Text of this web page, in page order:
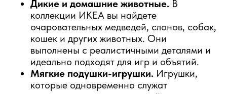
Дикие и домашние животные. В
коллекции ИКЕА вы найдете
очаровательных медведей, слонов, собак,
кошек и других животных. Они
выполнены с реалистичными деталями и
идеально подходят для игр и объятий.
Мягкие подушки-игрушки. Игрушки,
которые одновременно служат